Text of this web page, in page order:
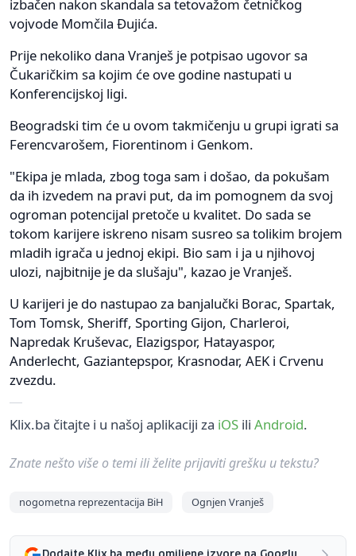
izbačen nakon skandala sa tetovažom četničkog
vojvode Momčila Đujića.
Prije nekoliko dana Vranješ je potpisao ugovor sa
Čukaričkim sa kojim će ove godine nastupati u
Konferencijskoj ligi.
Beogradski tim će u ovom takmičenju u grupi igrati sa
Ferencvarošem, Fiorentinom i Genkom.
"Ekipa je mlada, zbog toga sam i došao, da pokušam
da ih izvedem na pravi put, da im pomognem da svoj
ogroman potencijal pretoče u kvalitet. Do sada se
tokom karijere iskreno nisam susreo sa tolikim brojem
mladih igrača u jednoj ekipi. Bio sam i ja u njihovoj
ulozi, najbitnije je da slušaju", kazao je Vranješ.
U karijeri je do nastupao za banjalučki Borac, Spartak,
Tom Tomsk, Sheriff, Sporting Gijon, Charleroi,
Napredak Kruševac, Elazigspor, Hatayaspor,
Anderlecht, Gaziantepspor, Krasnodar, AEK i Crvenu
zvezdu.
Klix.ba čitajte i u našoj aplikaciji za iOS ili Android.
Znate nešto više o temi ili želite prijaviti grešku u tekstu?
nogometna reprezentacija BiH Ognjen Vranješ